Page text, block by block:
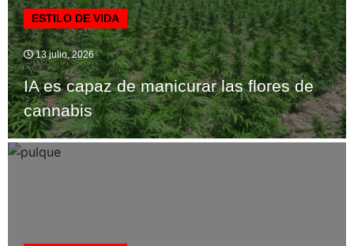
ESTILO DE VIDA
13 julio, 2026
IA es capaz de manicurar las flores de
cannabis